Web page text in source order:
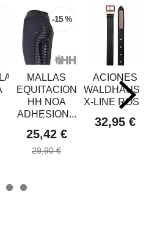
-15 %
MALLAS
EQUITACION
HH NOA
ADHESION...
25,42 €
29,90 €
ACIONES
X-LINE ROSÉ
32,95 €